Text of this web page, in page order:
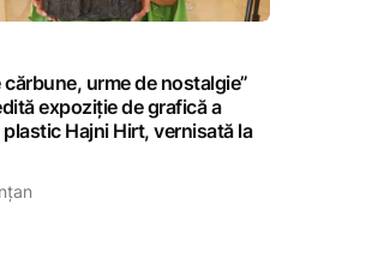
cărbune, urme de nostalgie”
expoziție de grafică a
Hajni Hirt, vernisată la